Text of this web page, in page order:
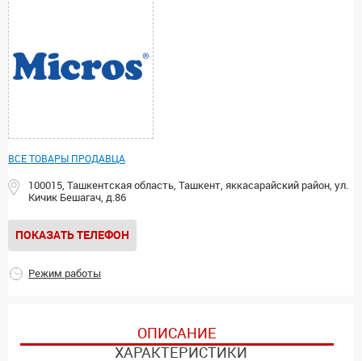
ВСЕ ТОВАРЫ ПРОДАВЦА
100015, Ташкентская область, Ташкент, яккасарайский район, ул.
Кичик Бешагач, д.86
ПОКАЗАТЬ ТЕЛЕФОН
Режим работы
ОПИСАНИЕ
ХАРАКТЕРИСТИКИ